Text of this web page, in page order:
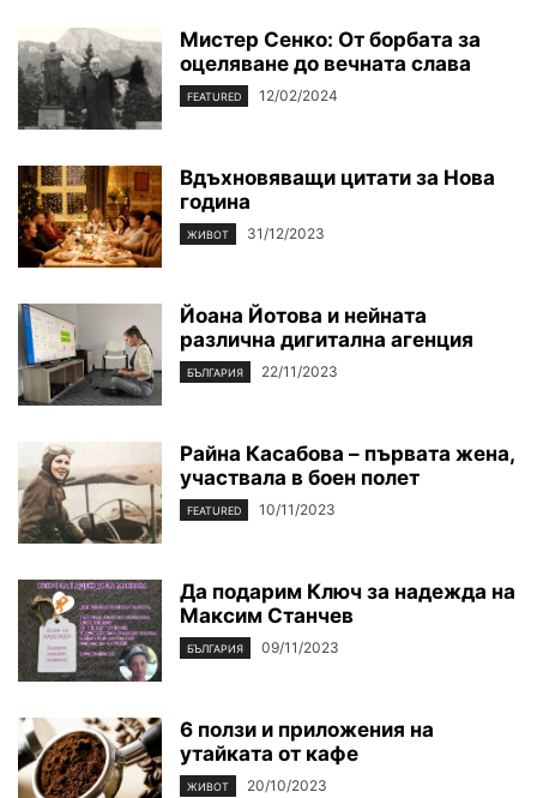
Мистер Сенко: От борбата за
оцеляване до вечната слава
FEATURED 12/02/2024
Вдъхновяващи цитати за Нова
година
ЖИВОТ 31/12/2023
Йоана Йотова и нейната
различна дигитална агенция
БЪЛГАРИЯ 22/11/2023
Райна Касабова – първата жена,
участвала в боен полет
FEATURED 10/11/2023
Да подарим Ключ за надежда на
Максим Станчев
БЪЛГАРИЯ 09/11/2023
6 ползи и приложения на
утайката от кафе
ЖИВОТ 20/10/2023